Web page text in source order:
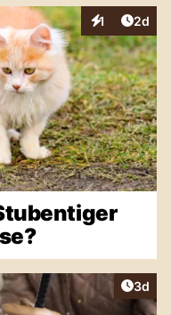
1
Interaktionen
2d
3d